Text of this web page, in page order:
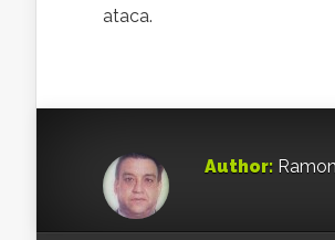
ataca.
Author: